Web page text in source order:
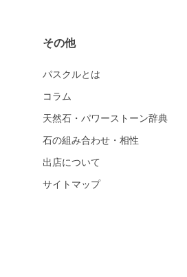
その他
パスクルとは
コラム
天然石・パワーストーン辞典
石の組み合わせ・相性
出店について
サイトマップ